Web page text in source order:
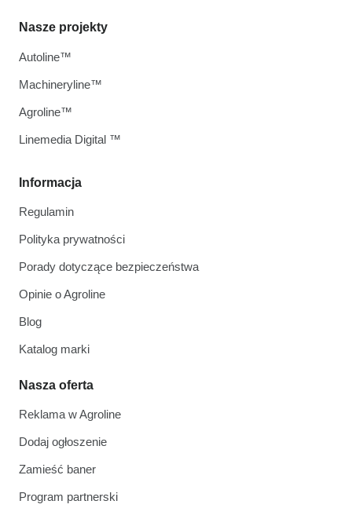
Informacja
Regulamin
Polityka prywatności
Porady dotyczące bezpieczeństwa
Opinie o Agroline
Blog
Katalog marki
Nasza oferta
Reklama w Agroline
Dodaj ogłoszenie
Zamieść baner
Program partnerski
Nasze projekty
Autoline™
Machineryline™
Agroline™
Linemedia Digital ™